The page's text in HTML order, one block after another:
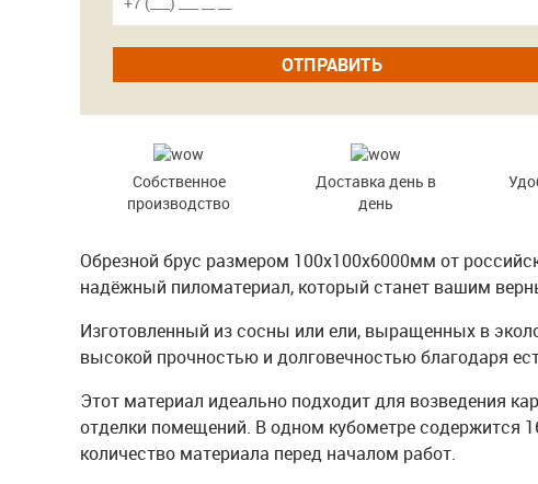
ОТПРАВИТЬ
Собственное
производство
Доставка день в
день
Обрезной брус размером 100х100х6000мм от
надёжный пиломатериал, который станет вашим
Изготовленный из сосны или ели, выращенных в
высокой прочностью и долговечностью благодаря
Этот материал идеально подходит для возведения
отделки помещений. В одном кубометре содержится
количество материала перед началом работ.